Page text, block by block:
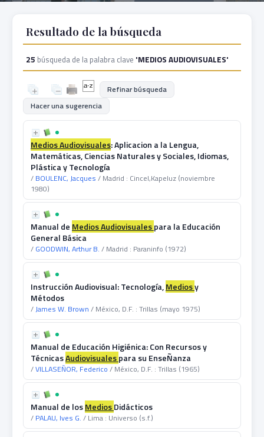
Resultado de la búsqueda
25 búsqueda de la palabra clave 'MEDIOS AUDIOVISUALES'
Refinar búsqueda
Hacer una sugerencia
MediosAudiovisuales: Aplicacion a la Lengua,
Matemáticas, Ciencias Naturales y Sociales, Idiomas,
Plástica y Tecnología
/ BOULENC, Jacques / Madrid : Cincel,Kapeluz (noviembre
1980)
Manual de MediosAudiovisualespara la Educación
General Básica
/ GOODWIN, Arthur B. / Madrid : Paraninfo (1972)
Instrucción Audiovisual: Tecnología,Mediosy
Métodos
/James W. Brown / México, D.F. : Trillas (mayo 1975)
Manual de Educación Higiénica: Con Recursos y
TécnicasAudiovisualespara su EnseÑanza
/VILLASEÑOR, Federico / México, D.F. : Trillas (1965)
Manual de losMediosDidácticos
/ PALAU, Ives G. / Lima : Universo (s.f.)